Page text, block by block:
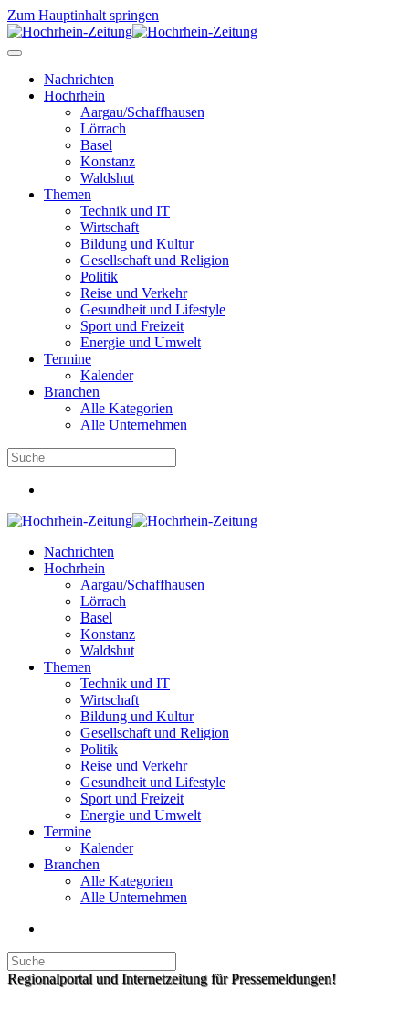
Zum Hauptinhalt springen
Nachrichten
Hochrhein
Aargau/Schaffhausen
Lörrach
Basel
Konstanz
Waldshut
Themen
Technik und IT
Wirtschaft
Bildung und Kultur
Gesellschaft und Religion
Politik
Reise und Verkehr
Gesundheit und Lifestyle
Sport und Freizeit
Energie und Umwelt
Termine
Kalender
Branchen
Alle Kategorien
Alle Unternehmen
Nachrichten
Hochrhein
Aargau/Schaffhausen
Lörrach
Basel
Konstanz
Waldshut
Themen
Technik und IT
Wirtschaft
Bildung und Kultur
Gesellschaft und Religion
Politik
Reise und Verkehr
Gesundheit und Lifestyle
Sport und Freizeit
Energie und Umwelt
Termine
Kalender
Branchen
Alle Kategorien
Alle Unternehmen
Regionalportal und Internetzeitung für Pressemeldungen!